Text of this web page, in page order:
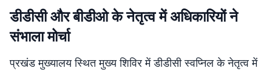
डीडीसी और बीडीओ के नेतृत्व में अधिकारियों ने
संभाला मोर्चा
प्रखंड मुख्यालय स्थित मुख्य शिविर में डीडीसी स्वप्निल के नेतृत्व में